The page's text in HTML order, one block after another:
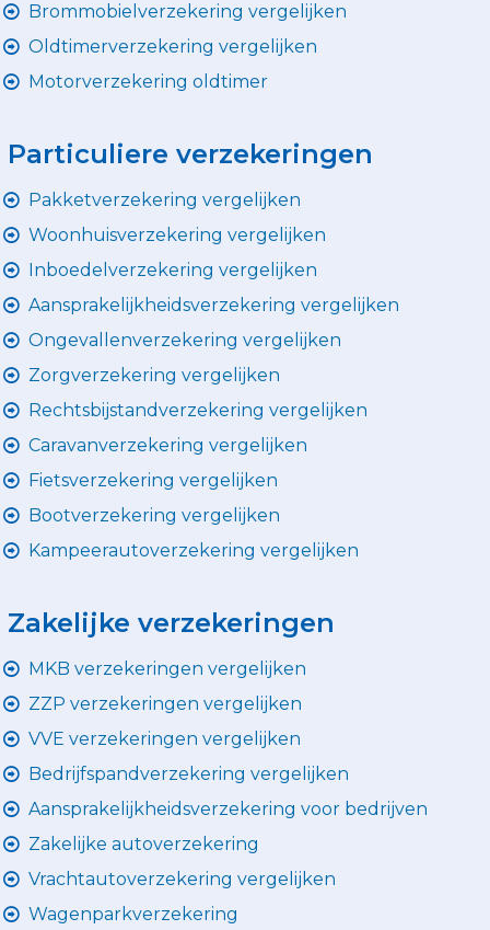
Brommobielverzekering vergelijken
Oldtimerverzekering vergelijken
Motorverzekering oldtimer
Particuliere verzekeringen
Pakketverzekering vergelijken
Woonhuisverzekering vergelijken
Inboedelverzekering vergelijken
Aansprakelijkheidsverzekering vergelijken
Ongevallenverzekering vergelijken
Zorgverzekering vergelijken
Rechtsbijstandverzekering vergelijken
Caravanverzekering vergelijken
Fietsverzekering vergelijken
Bootverzekering vergelijken
Kampeerautoverzekering vergelijken
Zakelijke verzekeringen
MKB verzekeringen vergelijken
ZZP verzekeringen vergelijken
VVE verzekeringen vergelijken
Bedrijfspandverzekering vergelijken
Aansprakelijkheidsverzekering voor bedrijven
Zakelijke autoverzekering
Vrachtautoverzekering vergelijken
Wagenparkverzekering